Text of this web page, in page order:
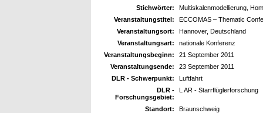
Stichwörter:
Multiskalenmodellierung,
Veranstaltungstitel:
ECCOMAS – Thematic
Veranstaltungsort:
Hannover, Deutschland
Veranstaltungsart:
nationale Konferenz
Veranstaltungsbeginn:
21 September 2011
Veranstaltungsende:
23 September 2011
DLR - Schwerpunkt:
Luftfahrt
DLR -
Forschungsgebiet:
L AR - Starrflüglerforschung
Standort:
Braunschweig